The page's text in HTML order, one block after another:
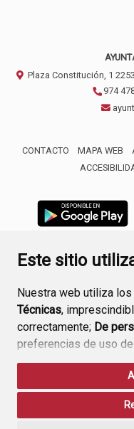
Este sitio
Nuestra web utiliza
Técnicas,
correctamente; De
preferencias de uso
funcionamiento de la
Si acepta pulsando el
consideramos que
Plaza Constitución, 1
974
CONTACTO MAPA WEB